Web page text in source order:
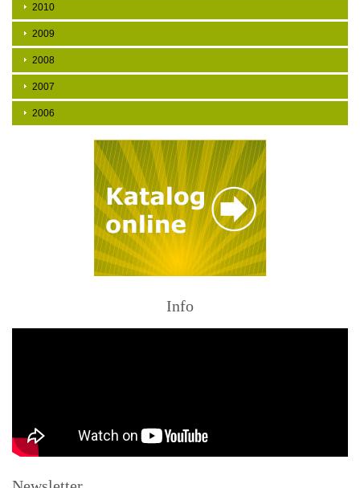
2010
2009
2008
2007
2006
Info